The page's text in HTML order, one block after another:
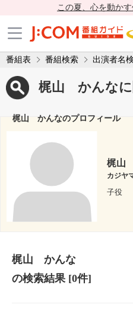
この夏、心を動か
番組表 番組検索 出演者名
梶山 かんなに
梶山 かんなのプロフィール
梶山
カジヤ
子役
梶山 かんな
の検索結果[0件]